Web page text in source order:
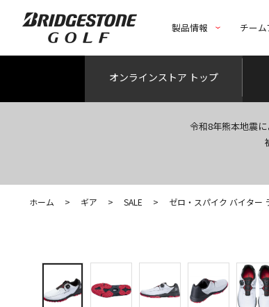
製品情報 チー
オンラインストア トップ
令和8年熊本地震
ホーム > ギア > SALE > ゼロ・スパイク バイター